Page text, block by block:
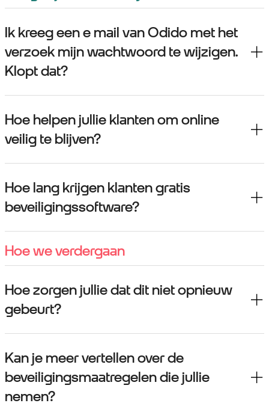
Ik kreeg een e mail van Odido met het
verzoek mijn wachtwoord te wijzigen.
Klopt dat?
Hoe helpen jullie klanten om online
veilig te blijven?
Hoe lang krijgen klanten gratis
beveiligingssoftware?
Hoe we verdergaan
Hoe zorgen jullie dat dit niet opnieuw
gebeurt?
Kan je meer vertellen over de
beveiligingsmaatregelen die jullie
nemen?